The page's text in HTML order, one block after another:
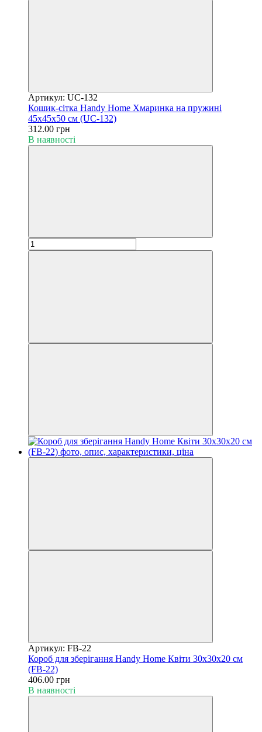
Артикул: UC-132
Кошик-сітка Handy Home Хмаринка на пружині
45х45х50 см (UC-132)
312.00 грн
В наявності
Артикул: FB-22
Короб для зберігання Handy Home Квіти 30x30x20 см
(FB-22)
406.00 грн
В наявності